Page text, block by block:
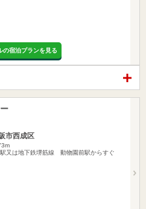
の宿泊プランを見る
市西成区
又は地下鉄堺筋線 動物園前駅からすぐ